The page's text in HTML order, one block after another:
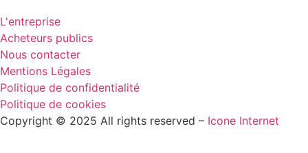
L'entreprise
Acheteurs publics
Nous contacter
Mentions Légales
Politique de confidentialité
Politique de cookies
Copyright © 2025 All rights reserved – Icone Internet